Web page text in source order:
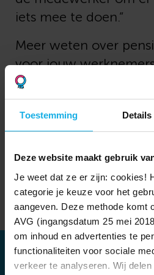
Toestemming Details
Deze website maakt gebruik
Je weet dat ze er zijn: cookies!
categorie je keuze voor het
aangeven. Deze methode komt
AVG (ingangsdatum 25 mei
om inhoud en advertenties te
functionaliteiten voor sociale
verkeer te analyseren. Wij
iets mee te doen.”
Meer weten over
voor jouw
Lees meer